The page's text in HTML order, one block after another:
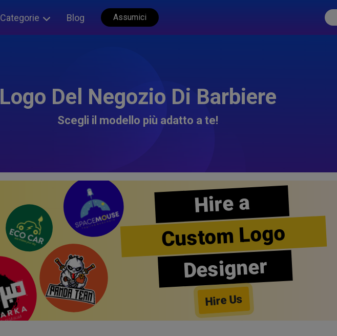
Categorie Blog Assumici
Logo Del Negozio Di Barbiere
Scegli il modello più adatto a te!
Hire a
Custom Logo
Designer
Hire Us